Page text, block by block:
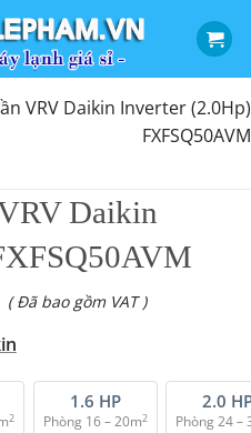
VRV Daikin Inverter (2.0Hp)
FXFSQ50AVM
Daikin
( Đã bao gồm VAT )
2
1.6 HP
Phòng 16 – 20m2
2.0
Phòng 24 –